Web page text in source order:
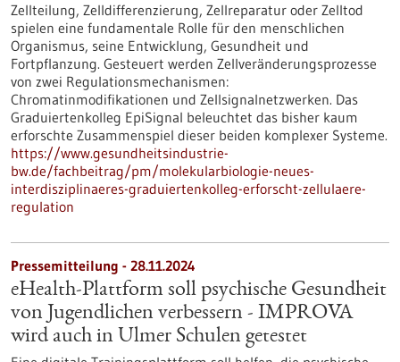
Zellteilung, Zelldifferenzierung, Zellreparatur oder Zelltod
spielen eine fundamentale Rolle für den menschlichen
Organismus, seine Entwicklung, Gesundheit und
Fortpflanzung. Gesteuert werden Zellveränderungsprozesse
von zwei Regulationsmechanismen:
Chromatinmodifikationen und Zellsignalnetzwerken. Das
Graduiertenkolleg EpiSignal beleuchtet das bisher kaum
erforschte Zusammenspiel dieser beiden komplexer Systeme.
https://www.gesundheitsindustrie-
bw.de/fachbeitrag/pm/molekularbiologie-neues-
interdisziplinaeres-graduiertenkolleg-erforscht-zellulaere-
regulation
Pressemitteilung - 28.11.2024
eHealth-Plattform soll psychische Gesundheit
von Jugendlichen verbessern - IMPROVA
wird auch in Ulmer Schulen getestet